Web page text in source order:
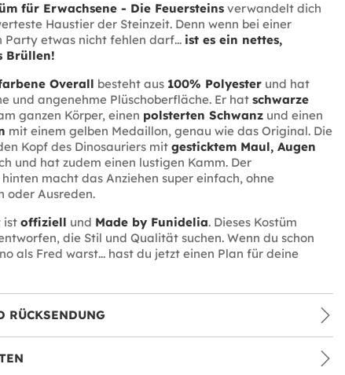
für Erwachsene - Die Feuersteinsverwandelt dich
Haustier der Steinzeit. Denn wenn bei einer
Party etwas nicht fehlen darf... ist es ein nettes,
Brüllen!
Overall besteht aus 100% Polyesterund hat
und angenehme Plüschoberfläche. Er hat schwarze
ganzen Körper, einen polsterten Schwanzund einen
mit einem gelben Medaillon, genau wie das Original. Die
Kopf des Dinosauriers mit gesticktem Maul, Augen
und hat zudem einen lustigen Kamm. Der
hinten macht das Anziehen super einfach, ohne
oder Ausreden.
ist offiziell und Made by Funidelia. Dieses Kostüm
die Stil und Qualität suchen. Wenn du schon
als Fred warst... hast du jetzt einen Plan für deine
RÜCKSENDUNG